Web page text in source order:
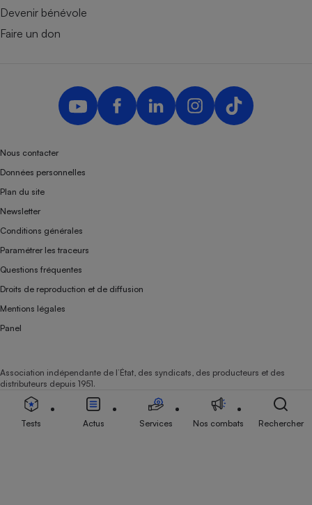
Devenir bénévole
Faire un don
Nous contacter
Données personnelles
Plan du site
Newsletter
Conditions générales
Paramétrer les traceurs
Questions fréquentes
Droits de reproduction et de diffusion
Mentions légales
Panel
Association indépendante de l’État, des syndicats, des producteurs et des
distributeurs depuis 1951.
Tests Actus Services Nos combats Rechercher